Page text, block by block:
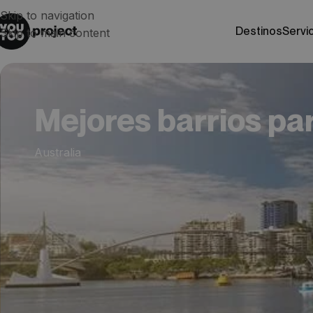
Skip to navigation
Skip to main content
destinos
Mejores barrios
Australia